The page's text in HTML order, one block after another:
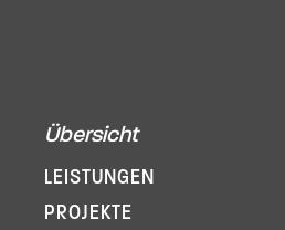
Übersicht
LEISTUNGEN
PROJEKTE